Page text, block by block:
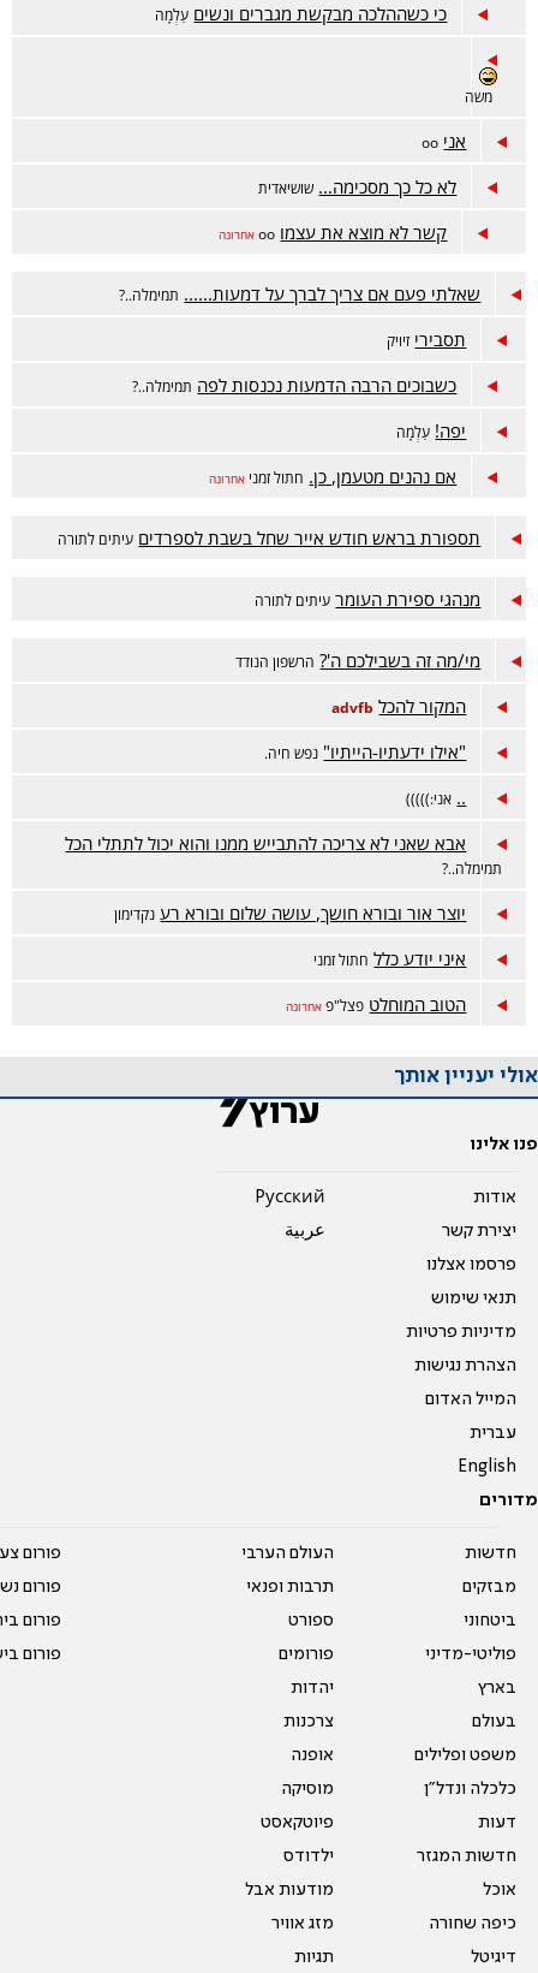
כי כשההלכה מבקשת מגברים ונשים עַלְמָה
משה
אני oo
לא כל כך מסכימה... שושיאדית
קשר לא מוצא את עצמו oo אחרונה
שאלתי פעם אם צריך לברך על דמעות...... תמימלה..?
תסבירי זיויק
כשבוכים הרבה הדמעות נכנסות לפה תמימלה..?
יפה! עַלְמָה
אם נהנים מטעמן, כן. חתול זמני אחרונה
תספורת בראש חודש אייר שחל בשבת לספרדים עיתים לתורה
מנהגי ספירת העומר עיתים לתורה
מי/מה זה בשבילכם ה'? הרשפון הנודד
המקור להכל advfb
"אילו ידעתיו-הייתיו" נפש חיה.
.. אני:)))))
אבא שאני לא צריכה להתבייש ממנו והוא יכול לתתלי הכל
תמימלה..?
יוצר אור ובורא חושך, עושה שלום ובורא רע נקדימון
איני יודע כלל חתול זמני
הטוב המוחלט פצל"פ אחרונה
אולי יעניין אותך
פנו אלינו
אודות
יצירת קשר
פרסמו אצלנו
תנאי שימוש
מדיניות פרטיות
הצהרת נגישות
המייל האדום
עברית
English
Pусский
عربية
מדורים
חדשות
מבזקים
ביטחוני
פוליטי-מדיני
בארץ
בעולם
משפט ופלילים
כלכלה ונדל"ן
דעות
חדשות המגזר
אוכל
כיפה שחורה
דיגיטל
העולם הערבי
תרבות ופנאי
ספורט
פורומים
יהדות
צרכנות
אופנה
מוסיקה
פיוטקאסט
ילדודס
מודעות אבל
מזג אוויר
תגיות
פורום
פורום
פורום
פורום